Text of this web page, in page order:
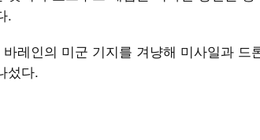
.
레인의 미군 기지를 겨냥해 미사일과 드
섰다.